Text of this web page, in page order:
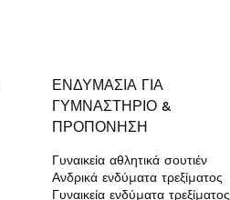
ΕΝΔΥΜΑΣΊΑ ΓΙΑ
ΓΥΜΝΑΣΤΉΡΙΟ &
ΠΡΟΠΌΝΗΣΗ
Γυναικεία αθλητικά σουτιέν
Ανδρικά ενδύματα τρεξίματος
Γυναικεία ενδύματα τρεξίματος